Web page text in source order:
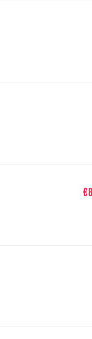
€